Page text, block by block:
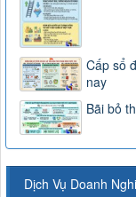
Cấp sổ
nay
Bãi bỏ
Dịch Vụ Doanh